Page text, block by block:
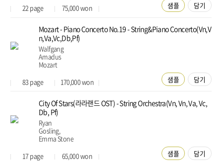
22 page 75,000won 샘플 담기
Mozart - Piano Concerto No.19 - String&Piano Concerto(Vn,V
n,Va,Vc,Db,Pf)
Walfgang
Amadus
Mozart
83 page 170,000won 샘플 담기
City Of Stars(라라랜드 OST) - String Orchestra(Vn, Vn, Va, Vc,
Db, Pf)
Ryan
Gosling,
Emma Stone
17page 65,000won 샘플 담기